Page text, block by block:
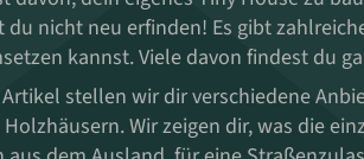
Wohnen
du nicht neu erfinden! Es gibt
kannst. Viele davon findest du
stellen wir dir verschiedene
Wir zeigen dir, was die